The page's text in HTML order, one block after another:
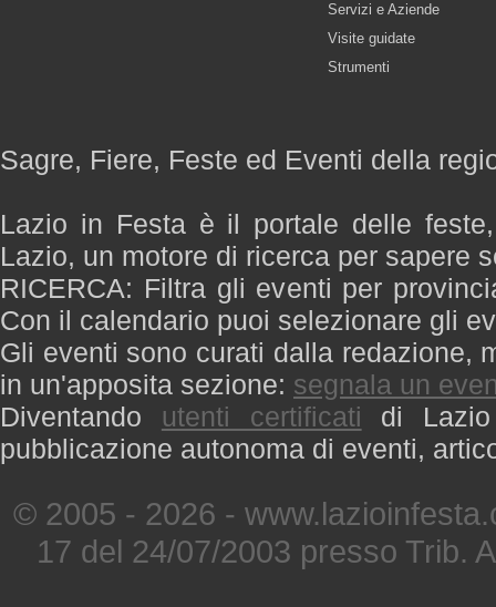
Servizi e Aziende
Visite guidate
Strumenti
Sagre, Fiere, Feste ed Eventi della
Lazio in Festa è il portale delle
Lazio, un motore di ricerca per sapere
RICERCA: Filtra gli eventi per
Con il calendario puoi selezionare gli
Gli eventi sono curati dalla redazione,
in un'apposita sezione: segnala un
Diventando utenti certificati di
pubblicazione autonoma di eventi,
© 2005 - 2026 -
17 del 24/07/2003 presso Trib.